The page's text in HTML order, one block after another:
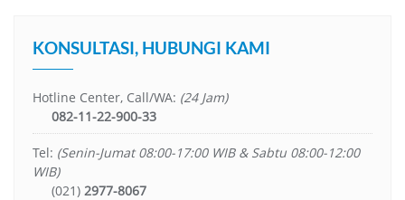
KONSULTASI, HUBUNGI KAMI
Hotline Center, Call/WA: (24 Jam)
082-11-22-900-33
Tel: (Senin-Jumat 08:00-17:00 WIB & Sabtu 08:00-12:00
WIB)
(021) 2977-8067